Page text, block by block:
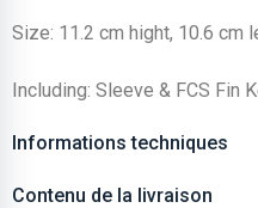
Size: 11.2 cm hight, 10.6 cm
Including: Sleeve & FCS Fin
Informations techniques
Contenu de la livraison